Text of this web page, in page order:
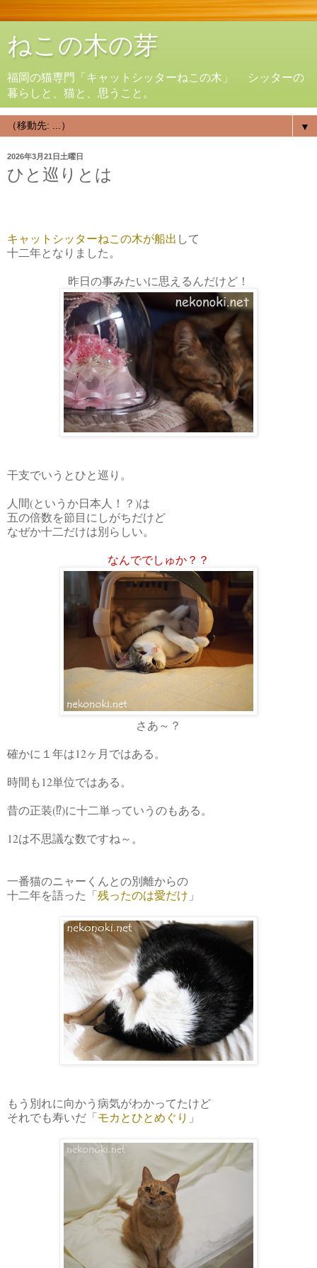
ねこの木の芽
福岡の猫専門「キャットシッターねこの木」 シッターの
暮らしと、猫と、思うこと。
▼
2026年3月21日土曜日
ひと巡りとは
キャットシッターねこの木が船出 して
十二年となりました。
昨日の事みたいに思えるんだけど！
干支でいうとひと巡り。
人間(というか日本人！？)は
五の倍数を節目にしがちだけど
なぜか十二だけは別らしい。
なんででしゅか？？
さあ～？
確かに１年は12ヶ月ではある。
時間も12単位ではある。
昔の正装(⁉)に十二単っていうのもある。
12は不思議な数ですね～。
一番猫のニャーくんとの別離からの
十二年を語った「残ったのは愛だけ 」
もう別れに向かう病気がわかってたけど
それでも寿いだ「モカとひとめぐり 」